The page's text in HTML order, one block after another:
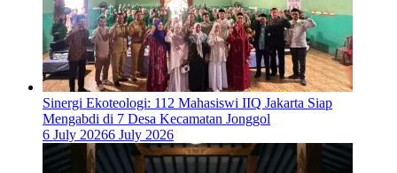
‎Sinergi Ekoteologi: 112 Mahasiswi IIQ Jakarta Siap
Mengabdi di 7 Desa Kecamatan Jonggol
6 July 20266 July 2026